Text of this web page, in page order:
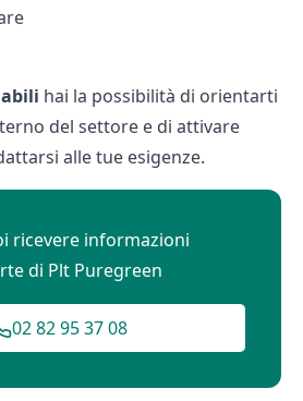
hai la possibilità di orientarti
del settore e di attivare
alle tue esigenze.
ricevere informazioni
di Plt Puregreen
02 82 95 37 08